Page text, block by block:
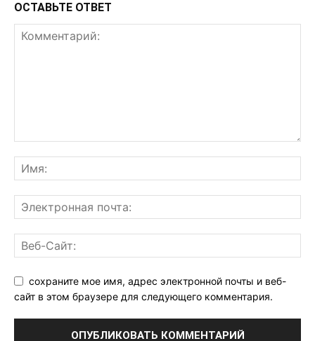
ОСТАВЬТЕ ОТВЕТ
сохраните мое имя, адрес электронной почты и веб-
сайт в этом браузере для следующего комментария.